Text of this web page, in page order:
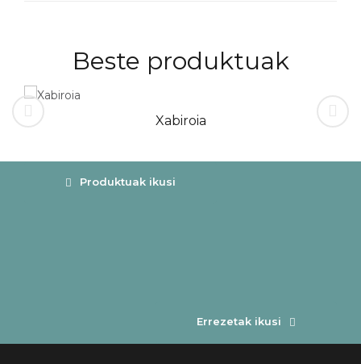
Beste produktuak
Xabiroia
Produktuak ikusi
Errezetak ikusi